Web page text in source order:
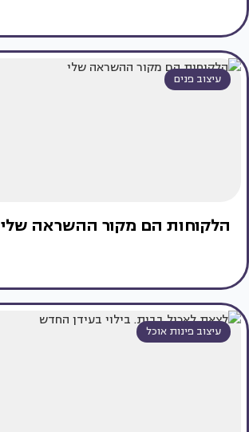
עיצוב פנים
הלקוחות הם מקור ההשראה שלי
עיצוב פינות אוכל